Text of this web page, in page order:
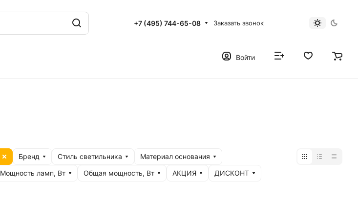
+7 (495) 744-65-08 Заказать звонок
Войти
Бренд Стиль светильника
Материал основания
Мощность ламп, Вт Общая мощность, Вт АКЦИЯ
ДИСКОНТ